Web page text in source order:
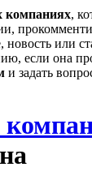
компаниях,
новость или
если она
и задать